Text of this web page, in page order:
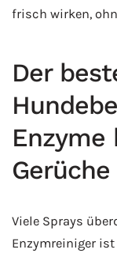
frisch wirken,
Der
Enzyme
Viele Sprays
Enzymreiniger